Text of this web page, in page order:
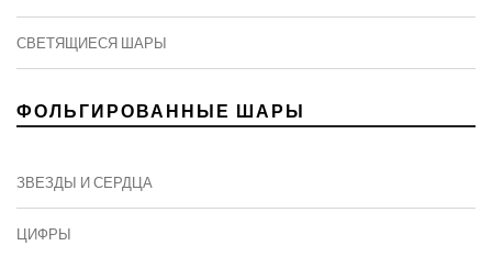
СВЕТЯЩИЕСЯ ШАРЫ
ФОЛЬГИРОВАННЫЕ ШАРЫ
ЗВЕЗДЫ И СЕРДЦА
ЦИФРЫ